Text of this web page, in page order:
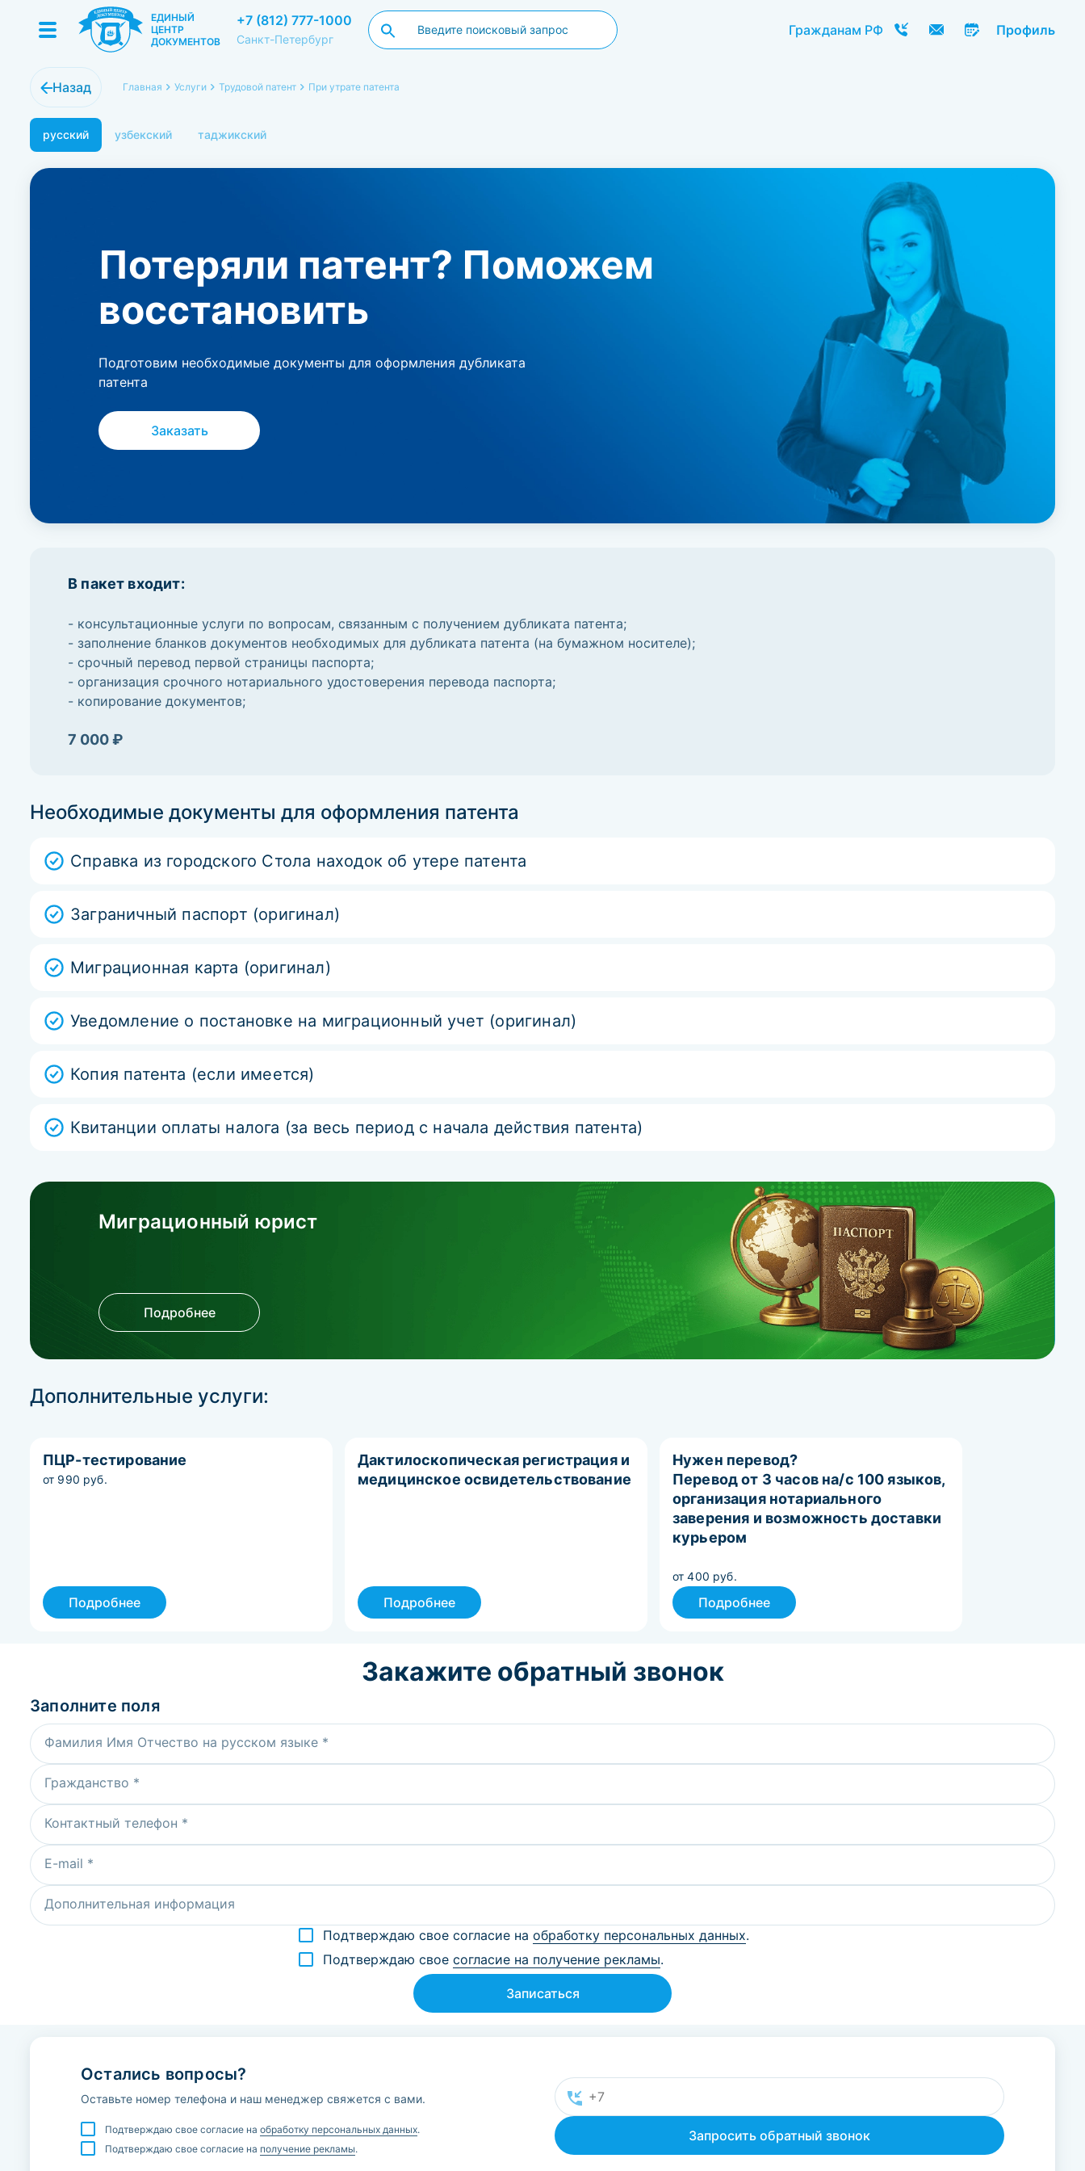
ЕДИНЫЙ
ЦЕНТР
ДОКУМЕНТОВ
+7 (812) 777-1000
Санкт-Петербург
Гражданам РФ Профиль
Назад Главная Услуги Трудовой патент При утрате патента
русский узбекский таджикский
Потеряли патент? Поможем
восстановить
Подготовим необходимые документы для оформления дубликата
патента
Заказать
В пакет входит:
- консультационные услуги по вопросам, связанным с получением дубликата патента;
- заполнение бланков документов необходимых для дубликата патента (на бумажном носителе);
- срочный перевод первой страницы паспорта;
- организация срочного нотариального удостоверения перевода паспорта;
- копирование документов;
7 000 ₽
Необходимые документы для оформления патента
Справка из городского Стола находок об утере патента
Заграничный паспорт (оригинал)
Миграционная карта (оригинал)
Уведомление о постановке на миграционный учет (оригинал)
Копия патента (если имеется)
Квитанции оплаты налога (за весь период с начала действия патента)
Миграционный юрист
Подробнее
Дополнительные услуги:
ПЦР-тестирование
от 990 руб.
Подробнее
Дактилоскопическая регистрация и
медицинское освидетельствование
Подробнее
Нужен перевод?
Перевод от 3 часов на/с 100 языков,
организация нотариального
заверения и возможность доставки
курьером
от 400 руб.
Подробнее
Закажите обратный звонок
Заполните поля
Фамилия Имя Отчество на русском языке *
Гражданство *
Контактный телефон *
E-mail *
Дополнительная информация
Подтверждаю свое согласие на обработку персональных данных.
Подтверждаю свое согласие на получение рекламы.
Записаться
Остались вопросы?
Оставьте номер телефона и наш менеджер свяжется с вами.
Подтверждаю свое согласие на обработку персональных данных.
Подтверждаю свое согласие на получение рекламы.